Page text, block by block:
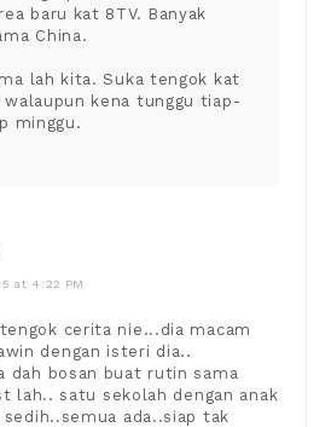
baru kat 8TV. Banyak
China.
lah kita. Suka tengok kat
walaupun kena tunggu tiap-
minggu.
at 4:22 PM
cerita nie...dia macam
dengan isteri dia..
dah bosan buat rutin sama
lah.. satu sekolah dengan anak
sedih..semua ada..siap tak